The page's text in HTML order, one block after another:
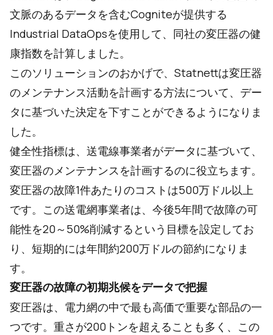
文脈のあるデータを含むCogniteが提供する
Industrial DataOpsを使用して、同社の変圧器の健
康指数を計算しました。
このソリューションのおかげで、Statnettは変圧器
のメンテナンス活動を計画する方法について、デー
タに基づいた決定を下すことができるようになりま
した。
健全性指標は、送電線事業者がデータに基づいて、
変圧器のメンテナンスを計画するのに役立ちます。
変圧器の故障1件あたりのコストは500万ドル以上
です。この送電網事業者は、今後5年間で故障の可
能性を20～50%削減するという目標を設定してお
り、短期的には年間約200万ドルの節約になりま
す。
変圧器の故障の初期兆候をデータで把握
変圧器は、電力網の中で最も高価で重要な部品の一
つです。重さが200トンを超えることも多く、この